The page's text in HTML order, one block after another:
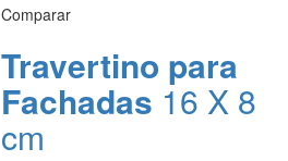
Comparar
Travertino para
Fachadas 16 X 8
cm